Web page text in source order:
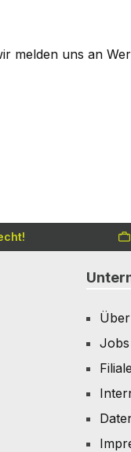
melden uns an
Jobs